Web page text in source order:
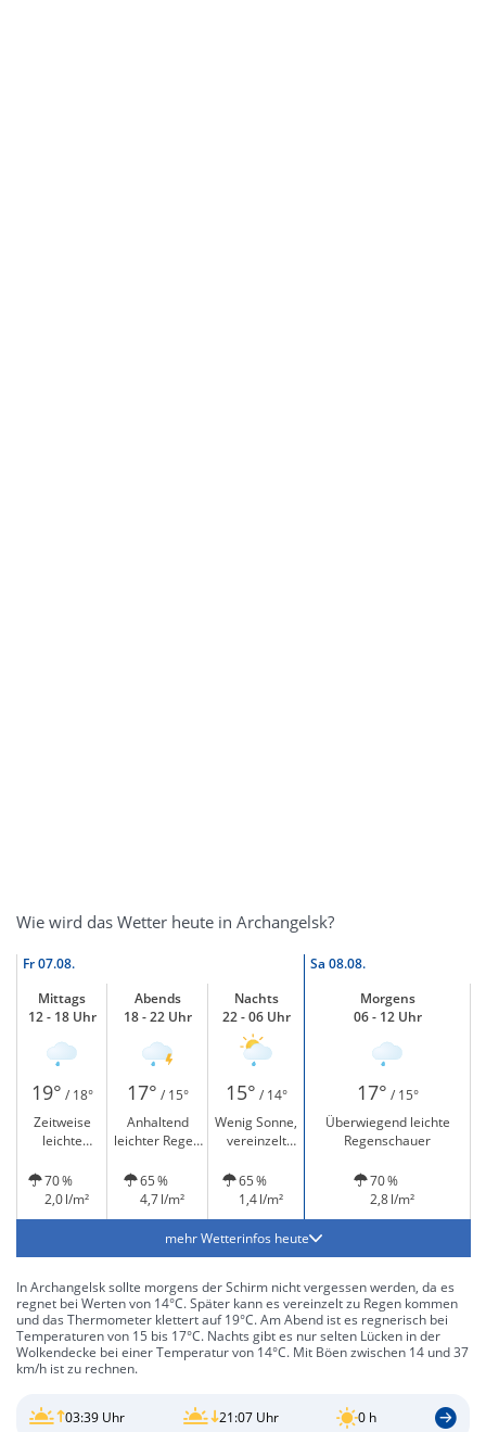
Wie wird das Wetter heute in Archangelsk?
Fr07.08. Sa 08.08.
Mittags
12 - 18 Uhr
Abends
18 - 22 Uhr
Nachts
22 - 06 Uhr
Morgens
06 - 12 Uhr
19° / 18° 17° / 15° 15° / 14° 17° / 15°
Zeitweise
leichte
Anhaltend
leichter Regen
möglich
Wenig Sonne,
vereinzelt
Überwiegend leichte
Regenschauer
70 %
2,0 l/m²
65 %
4,7 l/m²
65 %
1,4 l/m²
70 %
2,8 l/m²
mehr Wetterinfos heute
In Archangelsk sollte morgens der Schirm nicht vergessen werden, da es
regnet bei Werten von 14°C. Später kann es vereinzelt zu Regen kommen
und das Thermometer klettert auf 19°C. Am Abend ist es regnerisch bei
Temperaturen von 15 bis 17°C. Nachts gibt es nur selten Lücken in der
Wolkendecke bei einer Temperatur von 14°C. Mit Böen zwischen 14 und 37
km/h ist zu rechnen.
03:39 Uhr 21:07 Uhr 0 h